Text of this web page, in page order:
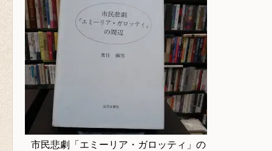
市民悲劇「エミーリア・ガロッティ」の